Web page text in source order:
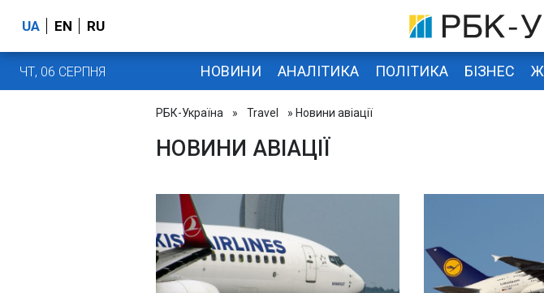
UA EN RU
ЧТ, 06 СЕРПНЯ НОВИНИ АНАЛІТИКА ПОЛІТИКА БІЗНЕС
РБК-Україна » Travel » Новини авіації
НОВИНИ АВІАЦІЇ